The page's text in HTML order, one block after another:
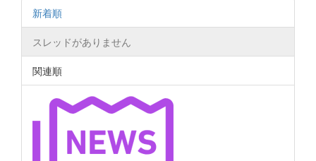
新着順
スレッドがありません
関連順